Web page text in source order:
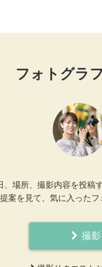
フォトグラ
、場所、撮影内容を投稿
提案を見て、気に入ったフ
撮